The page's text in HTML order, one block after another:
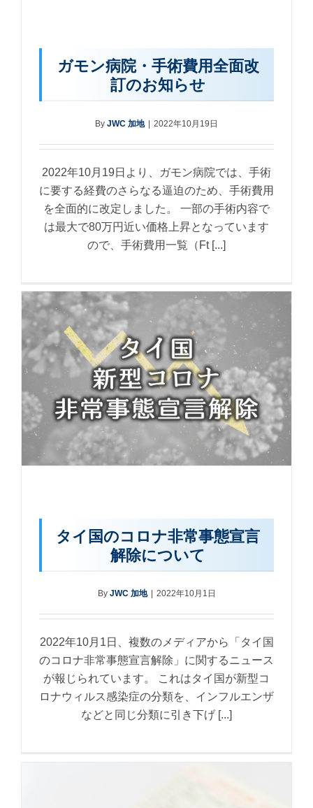
ガモン病院・手術費用全面改
訂のお知らせ
By JWC 加地 | 2022年10月19日
2022年10月19日より、ガモン病院では、手術
に要する経費のさらなる逼迫のため、手術費用
を全面的に改定しました。 一部の手術内容で
は最大で80万円近い価格上昇となっています
ので、手術費用一覧（Ft [...]
タイ国のコロナ非常事態宣言
解除について
By JWC 加地 2022年10月1日
2022年10月1日、複数のメディアから「タイ国
のコロナ非常事態宣言解除」に関するニュース
が報じられています。 これはタイ国が新型コ
ロナウィルス感染症の分類を、インフルエンザ
などと同じ分類に引き下げ [...]